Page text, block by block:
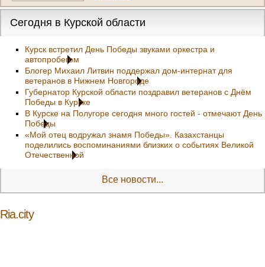
Сегодня в Курской области
Курск встретил День Победы звуками оркестра и
автопробегом
Блогер Михаил Литвин поддержал дом-интернат для
ветеранов в Нижнем Новгороде
Губернатор Курской области поздравил ветеранов с Днём
Победы в Курске
В Курске на Полугоре сегодня много гостей - отмечают День
Победы
«Мой отец водружал знамя Победы». Казахстанцы
поделились воспоминаниями близких о событиях Великой
Отечественной
Все новости...
Ria.city